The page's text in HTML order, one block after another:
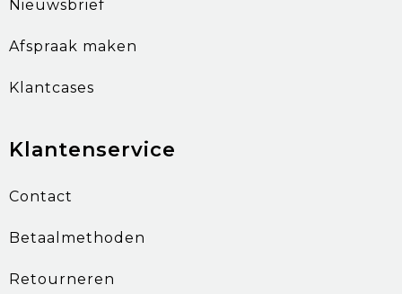
Nieuwsbrief
Afspraak maken
Klantcases
Klantenservice
Contact
Betaalmethoden
Retourneren